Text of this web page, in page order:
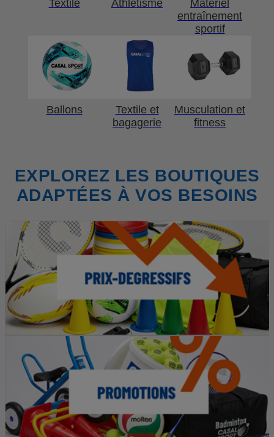
Textile Athlétisme
Matériel
entraînement
sportif
Ballons
Textile et
bagagerie
Musculation et
fitness
EXPLOREZ LES BOUTIQUES
ADAPTÉES À VOS BESOINS